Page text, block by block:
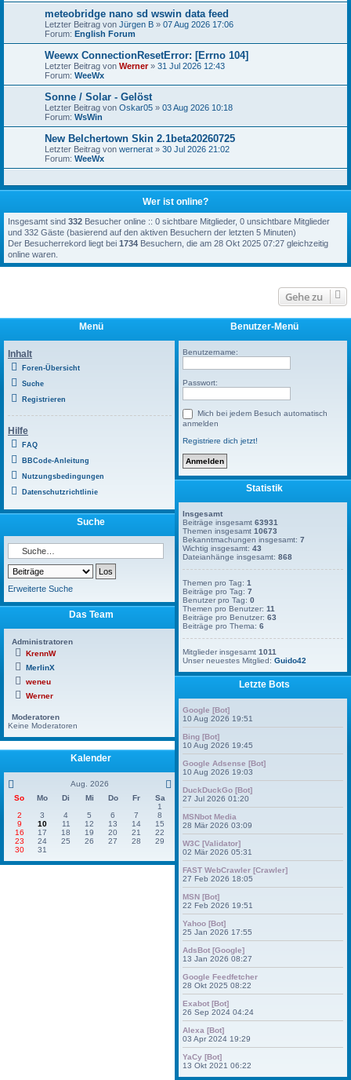
meteobridge nano sd wswin data feed
Letzter Beitrag von Jürgen B » 07 Aug 2026 17:06
Forum: English Forum
Weewx ConnectionResetError: [Errno 104]
Letzter Beitrag von Werner» 31 Jul 2026 12:43
Forum: WeeWx
Sonne / Solar - Gelöst
Letzter Beitrag von Oskar05 » 03 Aug 2026 10:18
Forum: WsWin
New Belchertown Skin 2.1beta20260725
Letzter Beitrag von wernerat » 30 Jul 2026 21:02
Forum: WeeWx
Wer ist online?
Insgesamt sind 332 Besucher online :: 0 sichtbare Mitglieder, 0 unsichtbare Mitglieder
und 332 Gäste (basierend auf den aktiven Besuchern der letzten 5 Minuten)
Der Besucherrekord liegt bei 1734 Besuchern, die am 28 Okt 2025 07:27 gleichzeitig
online waren.
Gehe zu
Menü
Inhalt
Foren-Übersicht
Suche
Registrieren
Hilfe
FAQ
BBCode-Anleitung
Nutzungsbedingungen
Datenschutzrichtlinie
Suche
Erweiterte Suche
Das Team
Administratoren
KrennW
MerlinX
weneu
Werner
Moderatoren
Keine Moderatoren
Kalender
Aug. 2026
So
Mo Di Mi Do Fr
Sa
1
2
3 4 5 6 7
8
9
10 11 12 13 14
15
16
17 18 19 20 21
22
23
24 25 26 27 28
29
30
31
Benutzer-Menü
Benutzername:
Passwort:
Mich bei jedem Besuch automatisch
anmelden
Registriere dich jetzt!
Statistik
Insgesamt
Beiträge insgesamt63931
Themen insgesamt10673
Bekanntmachungen insgesamt:7
Wichtig insgesamt:43
Dateianhänge insgesamt:868
Themen pro Tag:1
Beiträge pro Tag:7
Benutzer pro Tag:0
Themen pro Benutzer:11
Beiträge pro Benutzer:63
Beiträge pro Thema:6
Mitglieder insgesamt1011
Unser neuestes Mitglied:Guido42
Letzte Bots
Google [Bot]
10 Aug 2026 19:51
Bing [Bot]
10 Aug 2026 19:45
Google Adsense [Bot]
10 Aug 2026 19:03
DuckDuckGo [Bot]
27 Jul 2026 01:20
MSNbot Media
28 Mär 2026 03:09
W3C [Validator]
02 Mär 2026 05:31
FAST WebCrawler [Crawler]
27 Feb 2026 18:05
MSN [Bot]
22 Feb 2026 19:51
Yahoo [Bot]
25 Jan 2026 17:55
AdsBot [Google]
13 Jan 2026 08:27
Google Feedfetcher
28 Okt 2025 08:22
Exabot [Bot]
26 Sep 2024 04:24
Alexa [Bot]
03 Apr 2024 19:29
YaCy [Bot]
13 Okt 2021 06:22